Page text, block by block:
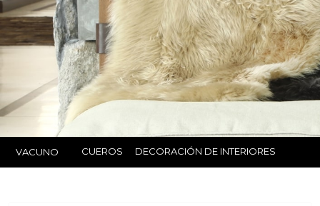
VACUNO CUEROS DECORACIÓN DE INTERIORES